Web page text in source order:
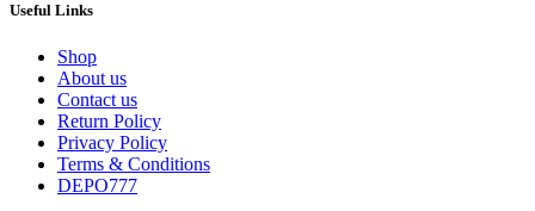
Useful Links
Shop
About us
Contact us
Return Policy
Privacy Policy
Terms & Conditions
DEPO777